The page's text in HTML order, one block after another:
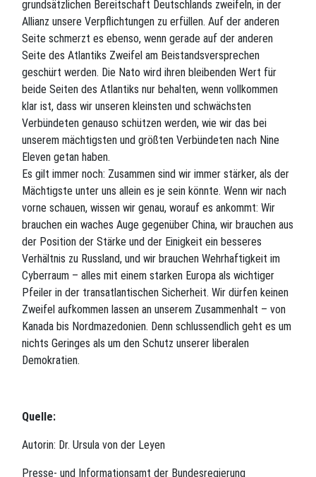
grundsätzlichen Bereitschaft Deutschlands zweifeln, in der
Allianz unsere Verpflichtungen zu erfüllen. Auf der anderen
Seite schmerzt es ebenso, wenn gerade auf der anderen
Seite des Atlantiks Zweifel am Beistandsversprechen
geschürt werden. Die Nato wird ihren bleibenden Wert für
beide Seiten des Atlantiks nur behalten, wenn vollkommen
klar ist, dass wir unseren kleinsten und schwächsten
Verbündeten genauso schützen werden, wie wir das bei
unserem mächtigsten und größten Verbündeten nach Nine
Eleven getan haben.
Es gilt immer noch: Zusammen sind wir immer stärker, als der
Mächtigste unter uns allein es je sein könnte. Wenn wir nach
vorne schauen, wissen wir genau, worauf es ankommt: Wir
brauchen ein waches Auge gegenüber China, wir brauchen aus
der Position der Stärke und der Einigkeit ein besseres
Verhältnis zu Russland, und wir brauchen Wehrhaftigkeit im
Cyberraum – alles mit einem starken Europa als wichtiger
Pfeiler in der transatlantischen Sicherheit. Wir dürfen keinen
Zweifel aufkommen lassen an unserem Zusammenhalt – von
Kanada bis Nordmazedonien. Denn schlussendlich geht es um
nichts Geringes als um den Schutz unserer liberalen
Demokratien.
Quelle:
Autorin: Dr. Ursula von der Leyen
Presse- und Informationsamt der Bundesregierung